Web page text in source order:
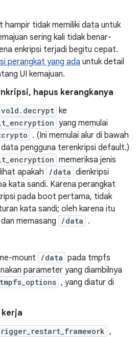
hampir tidak memiliki data untuk
sering kali tidak benar-
enkripsi terjadi begitu cepat.
perangkat yang ada untuk detail
UI kemajuan.
hapus kerangkanya
vold.decrypt ke
yang memulai
. (Ini memulai alur di bawah
pengguna terenkripsi default.)
memeriksa jenis
apakah
/data dienkripsi
kata sandi. Karena perangkat
pada boot pertama, tidak
kata sandi; oleh karena itu
memasang
/data .
mount /data pada tmpfs
parameter yang diambilnya
, yang diatur di
kerja
,